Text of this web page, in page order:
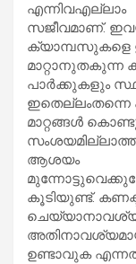
എന്നിവഎല്ലാം
സജീവമാണ്.
ക്യാമ്പസുകളെ
പാർക്കുകളും
ഇതെല്ലംതന്നെ
മാറ്റങ്ങൾ
ആശയം
കൂടിയുണ്ട്.
ഉണ്ടാവുക